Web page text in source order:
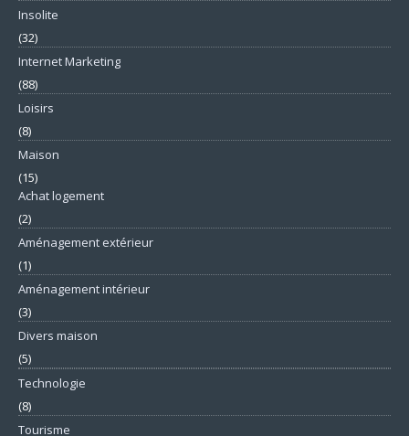
Insolite
(32)
Internet Marketing
(88)
Loisirs
(8)
Maison
(15)
Achat logement
(2)
Aménagement extérieur
(1)
Aménagement intérieur
(3)
Divers maison
(5)
Technologie
(8)
Tourisme